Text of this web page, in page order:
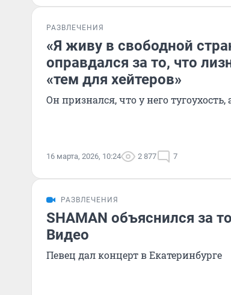
РАЗВЛЕЧЕНИЯ
«Я живу в свободной
оправдался за то, что
«тем для хейтеров»
Он признался, что у него
16 марта, 2026, 10:24 2 877 7
РАЗВЛЕЧЕНИЯ
SHAMAN объяснился за
Видео
Певец дал концерт в Екатеринбурге